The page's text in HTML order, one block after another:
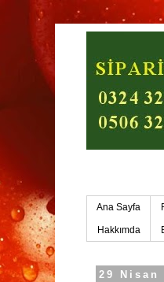
Ana Sayfa
Hakkımda
29 Nisan